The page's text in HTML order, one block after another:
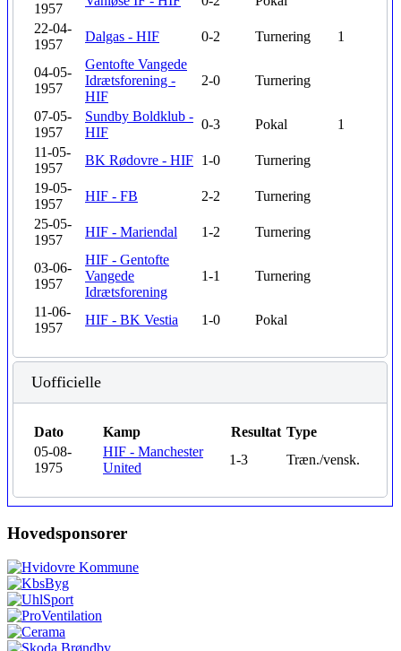
1957
22-04-
1957
Dalgas - HIF 0-2 Turnering 1
04-05-
1957
Gentofte Vangede
Idrætsforening -
HIF
2-0 Turnering
07-05-
1957
Sundby Boldklub -
HIF
0-3 Pokal
1
11-05-
1957
BK Rødovre - HIF 1-0
Turnering
19-05-
1957
HIF - FB 2-2
Turnering
25-05-
1957
HIF - Mariendal 1-2 Turnering
03-06-
1957
HIF - Gentofte
Vangede
Idrætsforening
1-1 Turnering
11-06-
1957
HIF - BK Vestia 1-0 Pokal
Uofficielle
Dato Kamp Resultat Type
05-08-
1975
HIF - Manchester
United
1-3 Træn./vensk.
Hovedsponsorer